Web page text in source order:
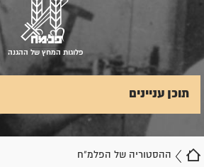
פלוגות המחץ של ההגנה
ההסטוריה של הפלמ"ח
תוכן עניינים